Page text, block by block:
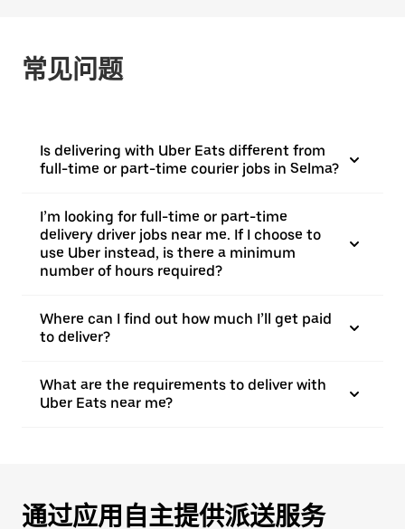
常见问题
Is delivering with Uber Eats different from
full-time or part-time courier jobs in Selma?
I’m looking for full-time or part-time
delivery driver jobs near me. If I choose to
use Uber instead, is there a minimum
number of hours required?
Where can I find out how much I’ll get paid
to deliver?
What are the requirements to deliver with
Uber Eats near me?
通过应用自主提供派送服务